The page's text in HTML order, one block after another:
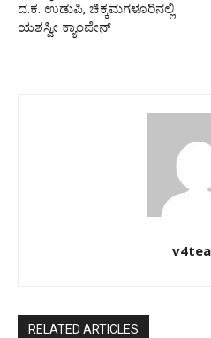
ದ.ಕ. ಉಡುಪಿ, ಚಿಕ್ಕಮಗಳೂರಿನಲ್ಲಿ
ಯಶಸ್ವೀ ಕ್ಯಾಂಪೇನ್
RELATED ARTICLES